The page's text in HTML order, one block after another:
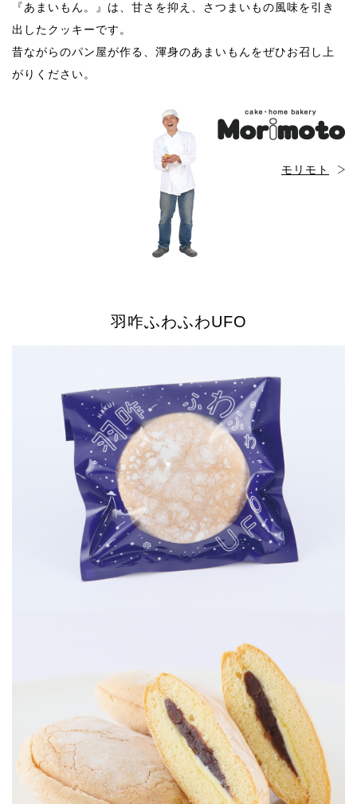
『あまいもん。』は、甘さを抑え、さつまいもの風味を引き
出したクッキーです。
昔ながらのパン屋が作る、渾身のあまいもんをぜひお召し上
がりください。
モリモト
羽咋ふわふわUFO